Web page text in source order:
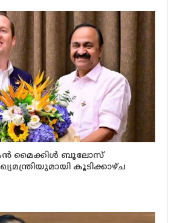
മൈക്കിൾ ബൂലോസ്
കൂടിക്കാഴ്ച